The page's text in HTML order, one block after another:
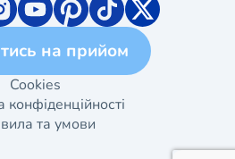
на прийом
Cookies
конфіденційності
та умови